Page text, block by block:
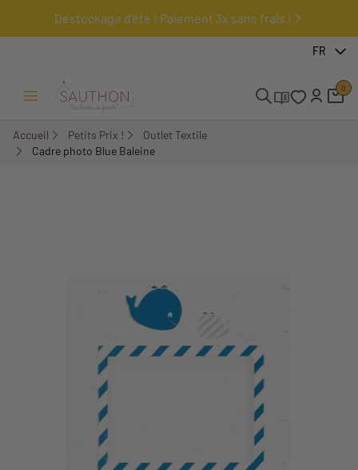
Destockage d'été ! Paiement 3x sans frais !
FR
Ouvrir/Fermer menu
0
Accueil Petits Prix !
Outlet Textile
Cadre photo Blue Baleine
-58,94%